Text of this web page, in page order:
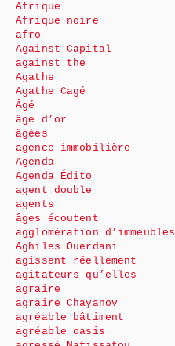
Afrique
Afrique noire
afro
Against Capital
against the
Agathe
Agathe Cagé
Âgé
âge d’or
âgées
agence immobilière
Agenda
Agenda Édito
agent double
agents
âges écoutent
agglomération d’immeubles
Aghiles Ouerdani
agissent réellement
agitateurs qu’elles
agraire
agraire Chayanov
agréable bâtiment
agréable oasis